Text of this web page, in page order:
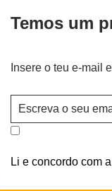
o meu nome, email
Temos um
Insere o teu e-mail
Li e concordo com